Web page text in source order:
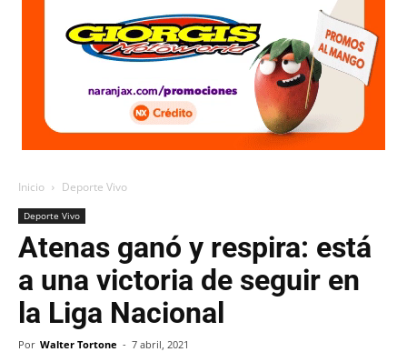
Inicio Deporte Vivo
Deporte Vivo
Atenas ganó y respira: está
a una victoria de seguir en
la Liga Nacional
Por Walter Tortone - 7 abril, 2021